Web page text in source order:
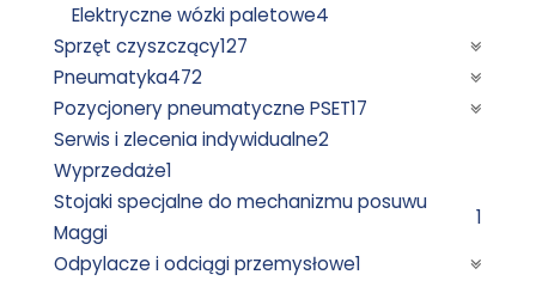
Elektryczne wózki paletowe4
Sprzęt czyszczący127
Pneumatyka472
Pozycjonery pneumatyczne PSET17
Serwis i zlecenia indywidualne2
Wyprzedaże1
Stojaki specjalne do mechanizmu posuwu
Maggi
1
Odpylacze i odciągi przemysłowe1